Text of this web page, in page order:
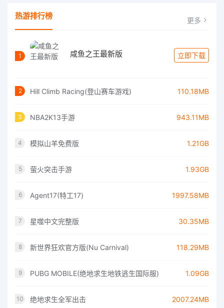
热游排行榜 更多
1 咸鱼之王最新版 立即下载
2 Hill Climb Racing(登山赛车游戏) 110.18MB
3 NBA2K13手游 943.11MB
4 模拟山羊免费版 1.21GB
5 萤火突击手游 1.93GB
6 Agent17(特工17) 1997.58MB
7 星噬中文完整版 30.35MB
8 新世界狂欢官方版(Nu Carnival) 118.29MB
9 PUBG MOBILE(绝地求生地铁逃生国际服) 1.09GB
10 绝地求生全军出击 2007.24MB